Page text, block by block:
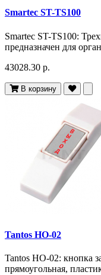
Smartec ST-TS100
Smartec ST-TS100:
предназначен для
43028.30 р.
В корзину
Tantos HO-02
Tantos HO-02: кнопка
прямоугольная,